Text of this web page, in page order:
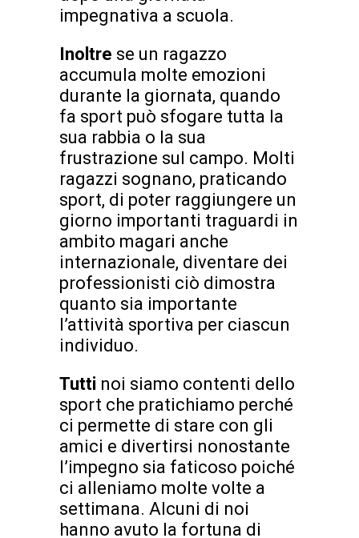
impegnativa a scuola.
Inoltre se un ragazzo
accumula molte emozioni
durante la giornata, quando
fa sport può sfogare tutta la
sua rabbia o la sua
frustrazione sul campo. Molti
ragazzi sognano, praticando
sport, di poter raggiungere un
giorno importanti traguardi in
ambito magari anche
internazionale, diventare dei
professionisti ciò dimostra
quanto sia importante
l’attività sportiva per ciascun
individuo.
Tutti noi siamo contenti dello
sport che pratichiamo perché
ci permette di stare con gli
amici e divertirsi nonostante
l’impegno sia faticoso poiché
ci alleniamo molte volte a
settimana. Alcuni di noi
hanno avuto la fortuna di